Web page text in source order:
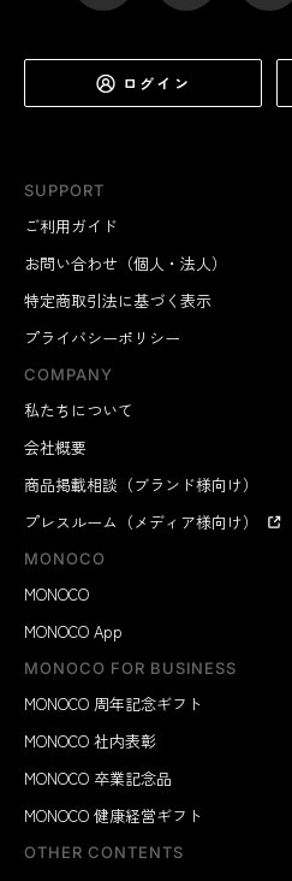
SUPPORT
ご利用ガイド
お問い合わせ（個人・法人）
特定商取引法に基づく表示
プライバシーポリシー
COMPANY
私たちについて
会社概要
商品掲載相談（ブランド様向け）
プレスルーム（メディア様向け）
MONOCO
MONOCO
MONOCO App
MONOCO FOR BUSINESS
MONOCO 周年記念ギフト
MONOCO 社内表彰
MONOCO 卒業記念品
MONOCO 健康経営ギフト
OTHER CONTENTS
ログイン